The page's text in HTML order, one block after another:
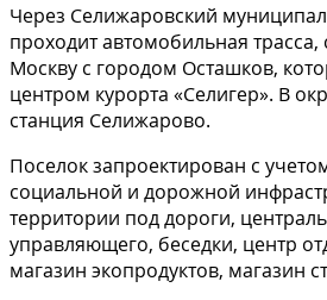
Через Селижаровский
проходит автомобильная
Москву с городом Осташков,
центром курорта «Селигер». В
станция Селижарово.
Поселок запроектирован с
социальной и дорожной
территории под дороги,
управляющего, беседки, центр
магазин экопродуктов, магазин